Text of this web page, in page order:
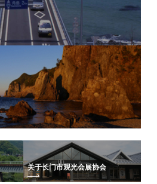
关于长门市观光会展协会